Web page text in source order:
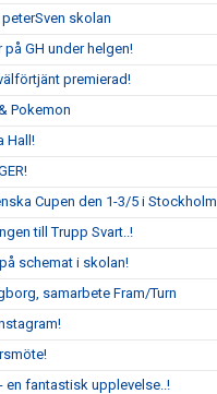
skolan
GH under helgen!
premierad!
Pokemon
Hall!
Cupen den 1-3/5 i Stockholm.
till Trupp Svart..!
schemat i skolan!
samarbete Fram/Turn
en fantastisk upplevelse..!